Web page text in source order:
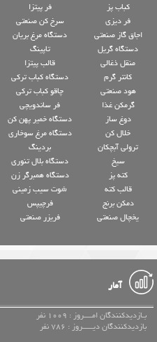
کباب پز
فر دیزی
اجاق گاز صنعتی
دستگاه گریل
منقل ذغالی
کانتر گرم
هود صنعتی
گرمکن غذا
دوغ ساز
خلال کن
ترولی آبچکان
سیخ
کته پز
قالب کته
دمکن برنج
یخچال صنعتی
فر پیتزا
سرخ کن صنعتی
دستگاه مرغ بریان
تاپینگ
قالب پیتزا
دستگاه کباب ترکی
چاقو کباب ترکی
فر ساندویچی
دستگاه خمیر پهن کن
دستگاه مرغ سوخاری
بردینگ
دستگاه بلال تنوری
دستگاه همبرگر زن
شوت سیب زمینی
فرچیپس
فریزر صنعتی
آمار
بـازدیدکنندگان امــــروز : 1009 نفر
بازدیدکنندگان دیـــــروز : 786 نفر